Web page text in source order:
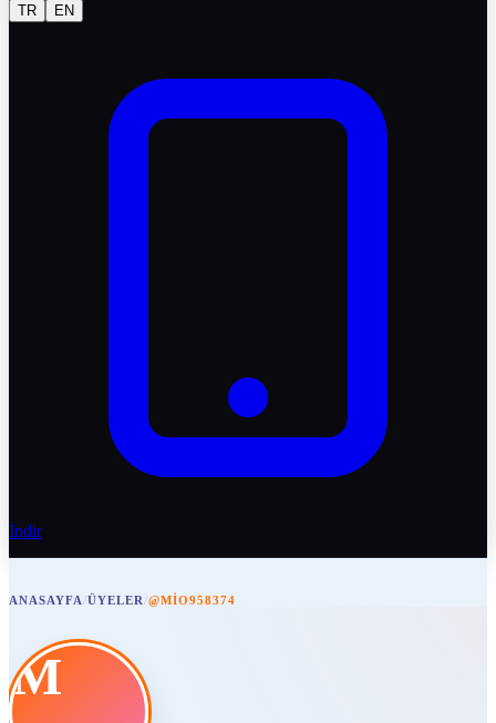
TR EN
İndir
ANASAYFA/ÜYELER/@MIO958374
M